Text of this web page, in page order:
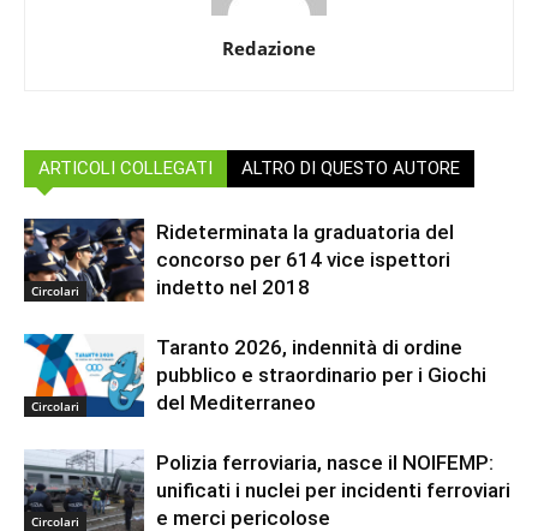
Redazione
ARTICOLI COLLEGATI ALTRO DI QUESTO AUTORE
Circolari
Rideterminata la graduatoria del
concorso per 614 vice ispettori
indetto nel 2018
Circolari
Taranto 2026, indennità di ordine
pubblico e straordinario per i Giochi
del Mediterraneo
Circolari
Polizia ferroviaria, nasce il NOIFEMP:
unificati i nuclei per incidenti ferroviari
e merci pericolose